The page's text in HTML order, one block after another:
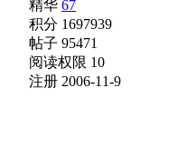
精华 67
积分 1697939
帖子 95471
阅读权限 10
注册 2006-11-9